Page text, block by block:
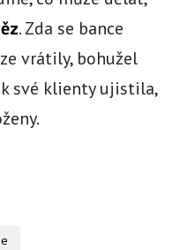
. Zda se bance
vrátily, bohužel
své klienty ujistila,